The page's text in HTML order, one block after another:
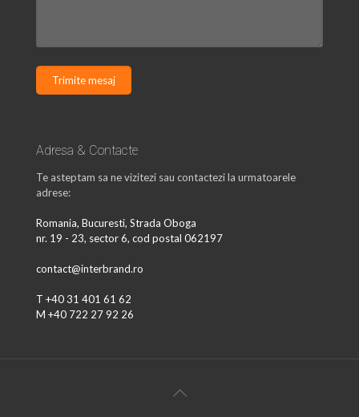
Adresa & Contacte
Te asteptam sa ne vizitezi sau contactezi la urmatoarele
adrese:
Romania, Bucuresti, Strada Oboga
nr. 19 - 23, sector 6, cod postal 062197
contact@interbrand.ro
T +40 31 401 61 62
M +40 722 27 92 26